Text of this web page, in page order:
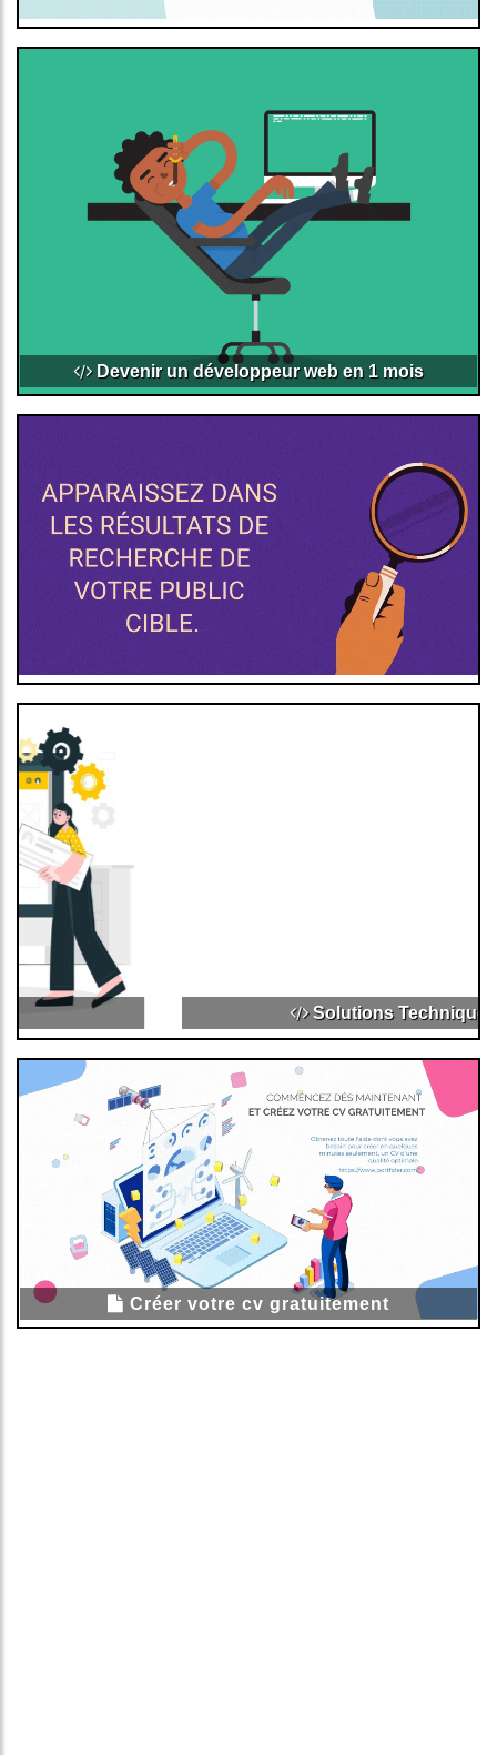
Devenir un développeur web en 1 mois
Solutions Techniques
Créer votre cv gratuitement